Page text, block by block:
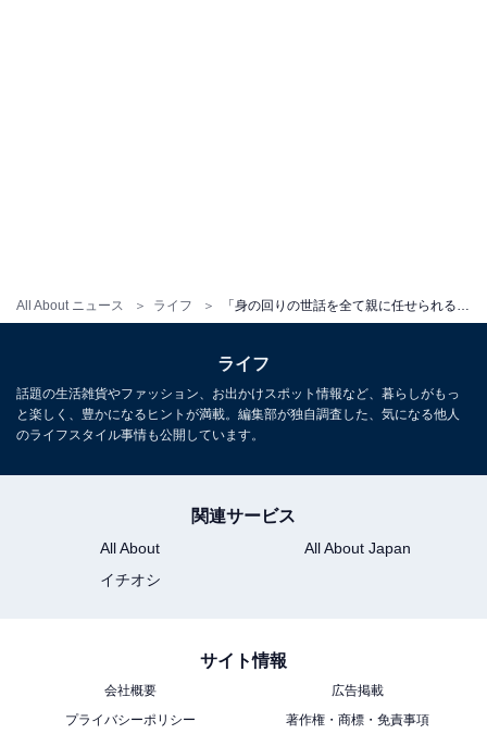
All About ニュース ライフ
「一人暮らしが厳しい」41歳女性、派遣社員で
ライフ
話題の生活雑貨やファッション、お出かけスポット情報など、暮らしがもっ
と楽しく、豊かになるヒントが満載。編集部が独自調査した、気になる他人
のライフスタイル事情も公開しています。
関連サービス
All About
All About Japan
イチオシ
サイト情報
会社概要
広告掲載
プライバシーポリシー
著作権・商標・免責事項